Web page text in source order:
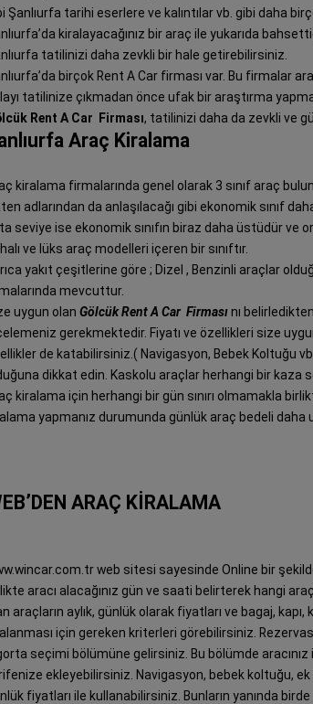
Şanlıurfa tarihi eserlere ve kalıntılar vb. gibi daha
kiralayacağınız bir araç ile yukarıda
tatilinizi daha zevkli bir hale getirebilirsiniz.
birçok Rent A Car firması var. Bu firmalar
tatilinize çıkmadan önce ufak bir araştırma
Rent A Car Firması, tatilinizi daha da zevkli ve
Araç Kiralama
kiralama firmalarında genel olarak 3 sınıf araç
adlarından da anlaşılacağı gibi ekonomik sınıf
seviye ise ekonomik sınıfın biraz daha üstüdür
ve lüks araç modelleri içeren bir sınıftır.
yakıt çeşitlerine göre ; Dizel , Benzinli araçlar
mevcuttur.
uygun olan Gölcük Rent A Car Firmasını
gerekmektedir. Fiyatı ve özellikleri size
de katabilirsiniz.( Navigasyon, Bebek Koltuğu
dikkat edin. Kaskolu araçlar herhangi bir kaza
kiralama için herhangi bir gün sınırı olmamakla
yapmanız durumunda günlük araç bedeli daha
ARAÇ KİRALAMA
web sitesi sayesinde Online bir
aracı alacağınız gün ve saati belirterek hangi
araçların aylık, günlük olarak fiyatları ve bagaj,
için gereken kriterleri görebilirsiniz.
seçimi bölümüne gelirsiniz. Bu bölümde
ekleyebilirsiniz. Navigasyon, bebek koltuğu,
fiyatları ile kullanabilirsiniz. Bunların yanında